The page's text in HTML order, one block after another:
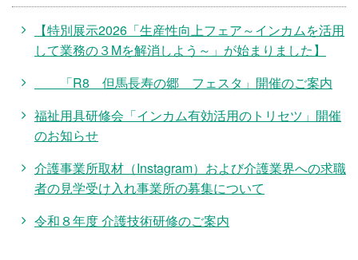
【特別展示2026「生産性向上フェア～インカムを活用
して業務の３Mを解消しよう～」が始まりました】
「R8 但馬長寿の郷 フェスタ」開催のご案内
福祉用具研修会「インカム有効活用のトリセツ」開催
のお知らせ
介護事業所取材（Instagram）および介護業界への求職
者の見学受け入れ事業所の募集について
令和８年度 介護技術研修のご案内